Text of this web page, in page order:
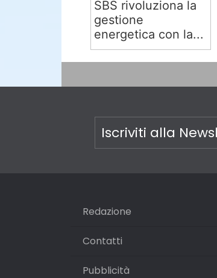
SBS rivoluziona la
gestione
energetica con la...
Iscriviti alla
Redazione
Contatti
Pubblicità